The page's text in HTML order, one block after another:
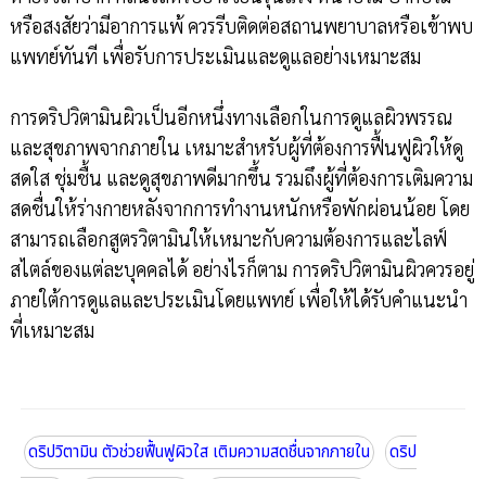
หรือสงสัยว่ามีอาการแพ้ ควรรีบติดต่อสถานพยาบาลหรือเข้าพบ
แพทย์ทันที เพื่อรับการประเมินและดูแลอย่างเหมาะสม
การดริปวิตามินผิวเป็นอีกหนึ่งทางเลือกในการดูแลผิวพรรณ
และสุขภาพจากภายใน เหมาะสำหรับผู้ที่ต้องการฟื้นฟูผิวให้ดู
สดใส ชุ่มชื้น และดูสุขภาพดีมากขึ้น รวมถึงผู้ที่ต้องการเติมความ
สดชื่นให้ร่างกายหลังจากการทำงานหนักหรือพักผ่อนน้อย โดย
สามารถเลือกสูตรวิตามินให้เหมาะกับความต้องการและไลฟ์
สไตล์ของแต่ละบุคคลได้ อย่างไรก็ตาม การดริปวิตามินผิวควรอยู่
ภายใต้การดูแลและประเมินโดยแพทย์ เพื่อให้ได้รับคำแนะนำ
ที่เหมาะสม
ดริปวิตามิน ตัวช่วยฟื้นฟูผิวใส เติมความสดชื่นจากภายใน
ดริป